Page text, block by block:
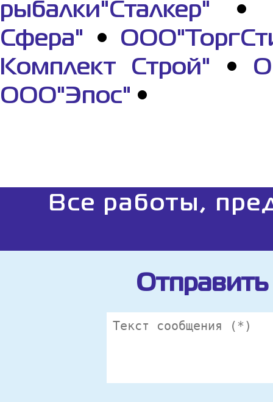
рыбалки"Сталкер" •
Сфера" •
Комплект Строй" •
ООО"Эпос" •
Все работы,
Отправить